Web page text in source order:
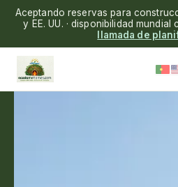
Aceptando reservas para
y EE. UU. · disponibilidad mundial
llamada de